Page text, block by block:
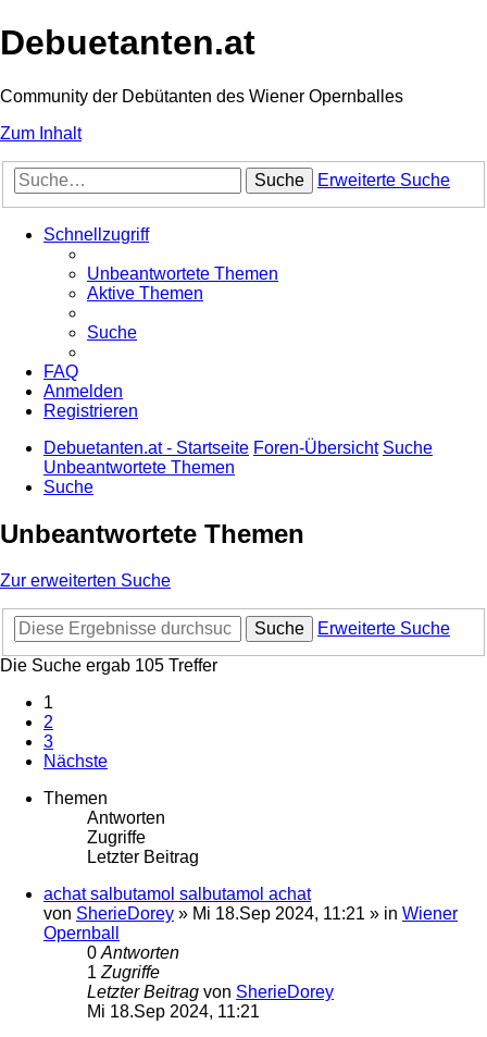
Debuetanten.at
Community der Debütanten des Wiener Opernballes
Zum Inhalt
Suche Erweiterte Suche
Schnellzugriff
Unbeantwortete Themen
Aktive Themen
Suche
FAQ
Anmelden
Registrieren
Debuetanten.at - Startseite Foren-Übersicht Suche
Unbeantwortete Themen
Suche
Unbeantwortete Themen
Zur erweiterten Suche
Suche
Erweiterte Suche
Die Suche ergab 105 Treffer
1
2
3
Nächste
Themen
Antworten
Zugriffe
Letzter Beitrag
achat salbutamol salbutamol achat
von SherieDorey » Mi 18.Sep 2024, 11:21 » in Wiener
Opernball
0 Antworten
1 Zugriffe
Letzter Beitrag von SherieDorey
Mi 18.Sep 2024, 11:21